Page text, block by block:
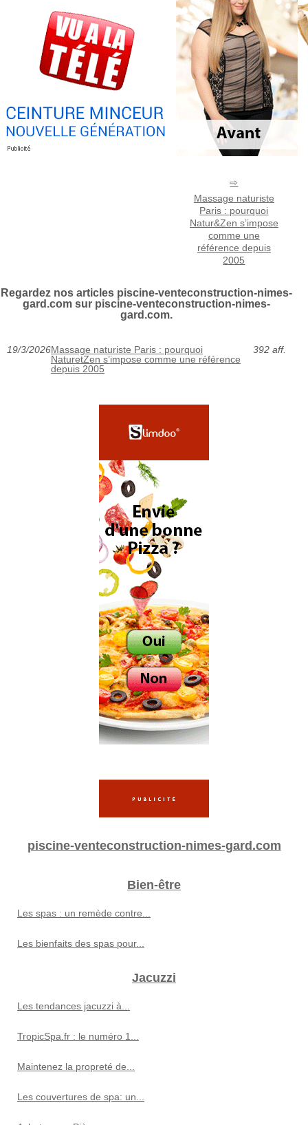
Massage naturiste
Paris : pourquoi
Natur&Zen s’impose
comme une
référence depuis
2005
Regardez nos articles piscine-venteconstruction-nimes-
gard.com sur piscine-venteconstruction-nimes-
gard.com.
19/3/2026Massage naturiste Paris : pourquoi
NaturetZen s’impose comme une référence
depuis 2005
392 aff.
piscine-venteconstruction-nimes-gard.com
Bien-être
Les spas : un remède contre...
Les bienfaits des spas pour...
Jacuzzi
Les tendances jacuzzi à...
TropicSpa.fr : le numéro 1...
Maintenez la propreté de...
Les couvertures de spa: un...